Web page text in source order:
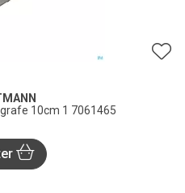
10cm 1 7061465